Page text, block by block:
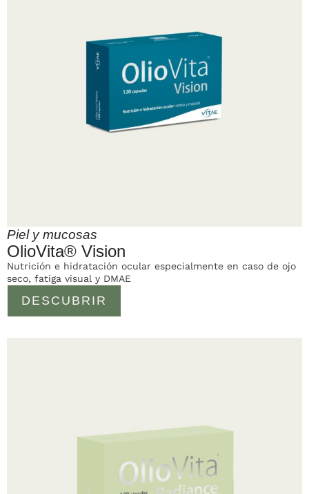
Piel y mucosas
OlioVita® Vision
DESCUBRIR
Nutrición e hidratación ocular especialmente en caso de ojo
seco, fatiga visual y DMAE